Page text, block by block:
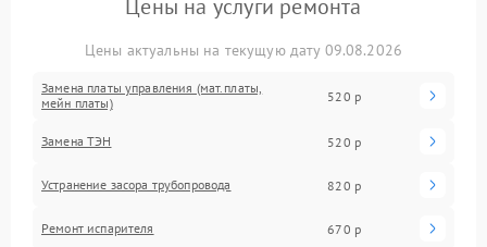
Цены на услуги ремонта
Цены актуальны на текущую дату 09.08.2026
Замена платы управления (мат.платы,
мейн платы)
520 р
Замена ТЭН 520 р
Устранение засора трубопровода 820 р
Ремонт испарителя 670 р